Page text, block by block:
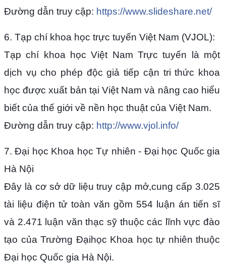
Đường dẫn truy cập: https://www.slideshare.net/
6. Tạp chí khoa học trực tuyến Việt Nam (VJOL):
Tạp chí khoa học Việt Nam Trực tuyến là một
dịch vụ cho phép độc giả tiếp cận tri thức khoa
học được xuất bản tại Việt Nam và nâng cao hiểu
biết của thế giới về nền học thuật của Việt Nam.
Đường dẫn truy cập: http://www.vjol.info/
7. Đại học Khoa học Tự nhiên - Đại học Quốc gia
Hà Nội
Đây là cơ sở dữ liệu truy cập mở,cung cấp 3.025
tài liệu điện tử toàn văn gồm 554 luận án tiến sĩ
và 2.471 luận văn thạc sỹ thuộc các lĩnh vực đào
tạo của Trường Đạihọc Khoa học tự nhiên thuộc
Đại học Quốc gia Hà Nội.